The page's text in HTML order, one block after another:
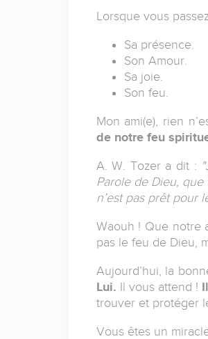
Lorsque vous
Sa présence.
Son Amour.
Sa joie.
Son feu.
Mon ami(e), rien
de notre feu
A. W. Tozer a dit :
Parole de Dieu, que
n’est pas prêt pour
Waouh ! Que notre
pas le feu de Dieu,
Aujourd’hui, la
Lui. Il vous attend !
trouver et protéger
Vous êtes un